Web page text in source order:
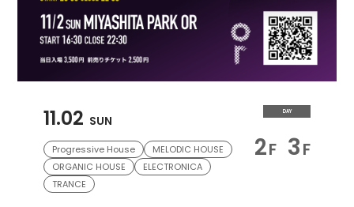
11.02 SUN
DAY
Progressive House
MELODIC HOUSE
ORGANIC HOUSE
ELECTRONICA
TRANCE
2F 3F